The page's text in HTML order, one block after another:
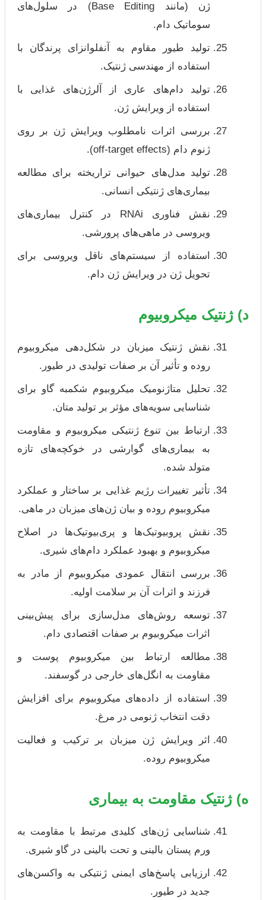
ژن (مانند Base Editing) در سلول‌های
سوماتیک دام.
تولید طیور مقاوم به آنفلوانزای پرندگان با
استفاده از مهندسی ژنتیک.
تولید دام‌های عاری از آلرژن‌های غذایی با
استفاده از ویرایش ژن.
بررسی اثرات نامطلوب ویرایش ژن بر روی
ژنوم دام (off-target effects).
تولید مدل‌های حیوانی تراریخته برای مطالعه
بیماری‌های ژنتیکی انسانی.
نقش فناوری RNAi در کنترل بیماری‌های
ویروسی در ماهی‌های پرورشی.
استفاده از سیستم‌های ناقل ویروسی برای
تحویل ژن در ویرایش ژن دام.
د) ژنتیک میکروبیوم
نقش ژنتیک میزبان در شکل‌دهی میکروبیوم
روده و تأثیر آن بر صفات تولیدی در طیور.
تحلیل متاژنومیک میکروبیوم شکمبه گاو برای
شناسایی سویه‌های مؤثر بر تولید متان.
ارتباط بین تنوع ژنتیکی میکروبیوم و مقاومت
به بیماری‌های گوارشی در خوکچه‌های تازه
متولد شده.
تأثیر تغییرات رژیم غذایی بر ساختار و عملکرد
میکروبیوم روده و بیان ژن‌های میزبان در ماهی.
نقش پروبیوتیک‌ها و پری‌بیوتیک‌ها در اصلاح
میکروبیوم و بهبود عملکرد دام‌های شیری.
بررسی انتقال عمودی میکروبیوم از مادر به
فرزند و اثرات آن بر سلامت اولیه.
توسعه روش‌های مدل‌سازی برای پیش‌بینی
اثرات میکروبیوم بر صفات اقتصادی دام.
مطالعه ارتباط بین میکروبیوم پوست و
مقاومت به انگل‌های خارجی در گوسفند.
استفاده از داده‌های میکروبیوم برای افزایش
دقت انتخاب ژنومی در مرغ.
اثر ویرایش ژن میزبان بر ترکیب و فعالیت
میکروبیوم روده.
ه) ژنتیک مقاومت به بیماری
شناسایی ژن‌های کلیدی مرتبط با مقاومت به
ورم پستان بالینی و تحت بالینی در گاو شیری.
ارزیابی پاسخ‌های ایمنی ژنتیکی به واکسن‌های
جدید در طیور.